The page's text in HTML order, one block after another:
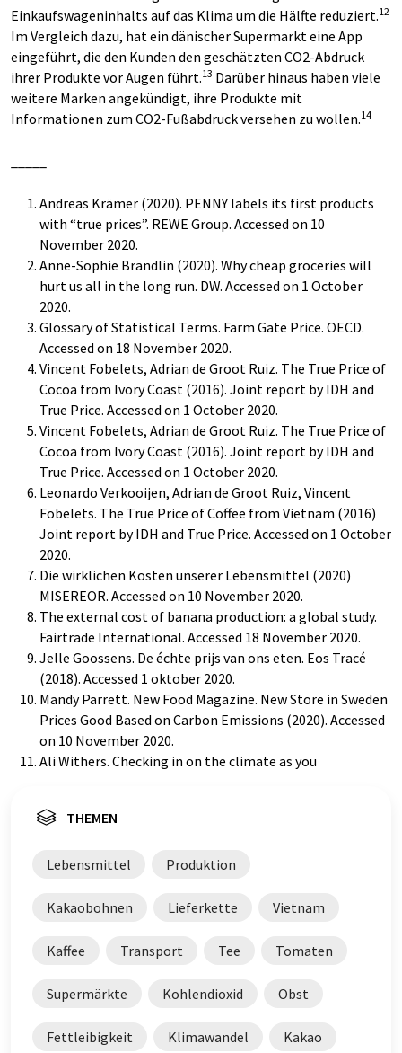
Einkaufswageninhalts auf das Klima um die Hälfte reduziert.12
Im Vergleich dazu, hat ein dänischer Supermarkt eine App
eingeführt, die den Kunden den geschätzten CO2-Abdruck
ihrer Produkte vor Augen führt.13 Darüber hinaus haben viele
weitere Marken angekündigt, ihre Produkte mit
Informationen zum CO2-Fußabdruck versehen zu wollen.14
Andreas Krämer (2020). PENNY labels its first products
with “true prices”. REWE Group. Accessed on 10
November 2020.
Anne-Sophie Brändlin (2020). Why cheap groceries will
hurt us all in the long run. DW. Accessed on 1 October
2020.
Glossary of Statistical Terms. Farm Gate Price. OECD.
Accessed on 18 November 2020.
Vincent Fobelets, Adrian de Groot Ruiz. The True Price of
Cocoa from Ivory Coast (2016). Joint report by IDH and
True Price. Accessed on 1 October 2020.
Vincent Fobelets, Adrian de Groot Ruiz. The True Price of
Cocoa from Ivory Coast (2016). Joint report by IDH and
True Price. Accessed on 1 October 2020.
Leonardo Verkooijen, Adrian de Groot Ruiz, Vincent
Fobelets. The True Price of Coffee from Vietnam (2016)
Joint report by IDH and True Price. Accessed on 1 October
2020.
Die wirklichen Kosten unserer Lebensmittel (2020)
MISEREOR. Accessed on 10 November 2020.
The external cost of banana production: a global study.
Fairtrade International. Accessed 18 November 2020.
Jelle Goossens. De échte prijs van ons eten. Eos Tracé
(2018). Accessed 1 oktober 2020.
Mandy Parrett. New Food Magazine. New Store in Sweden
Prices Good Based on Carbon Emissions (2020). Accessed
on 10 November 2020.
Ali Withers. Checking in on the climate as you
THEMEN
Lebensmittel Produktion
Kakaobohnen Lieferkette Vietnam
Kaffee Transport Tee Tomaten
Supermärkte Kohlendioxid Obst
Fettleibigkeit Klimawandel Kakao